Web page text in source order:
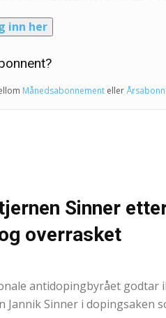
inn her
Månedsabonnement eller
Sinner
overrasket
og NTB - 30. september 2024
antidopingbyrået godtar
Jannik Sinner i dopingsaken